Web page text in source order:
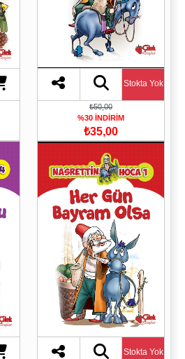
Stokta Yok
₺50,00
%30 İNDİRİM
₺35,00
Stokta Yok